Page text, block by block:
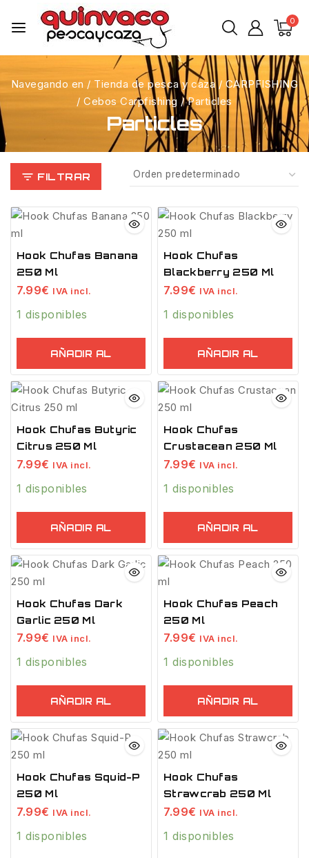
0
Navegando en / Tienda de pesca y caza / CARPFISHING
/ Cebos Carpfishing / Particles
Particles
FILTRAR
Hook Chufas Banana
250 Ml
7.99€ IVA incl.
1 disponibles
AÑADIR AL
CARRITO
Hook Chufas
Blackberry 250 Ml
7.99€ IVA incl.
1 disponibles
AÑADIR AL
CARRITO
Hook Chufas Butyric
Citrus 250 Ml
7.99€ IVA incl.
1 disponibles
AÑADIR AL
CARRITO
Hook Chufas
Crustacean 250 Ml
7.99€ IVA incl.
1 disponibles
AÑADIR AL
CARRITO
Hook Chufas Dark
Garlic 250 Ml
7.99€ IVA incl.
1 disponibles
AÑADIR AL
CARRITO
Hook Chufas Peach
250 Ml
7.99€ IVA incl.
1 disponibles
AÑADIR AL
CARRITO
Hook Chufas Squid-P
250 Ml
7.99€ IVA incl.
1 disponibles
Hook Chufas
Strawcrab 250 Ml
7.99€ IVA incl.
1 disponibles